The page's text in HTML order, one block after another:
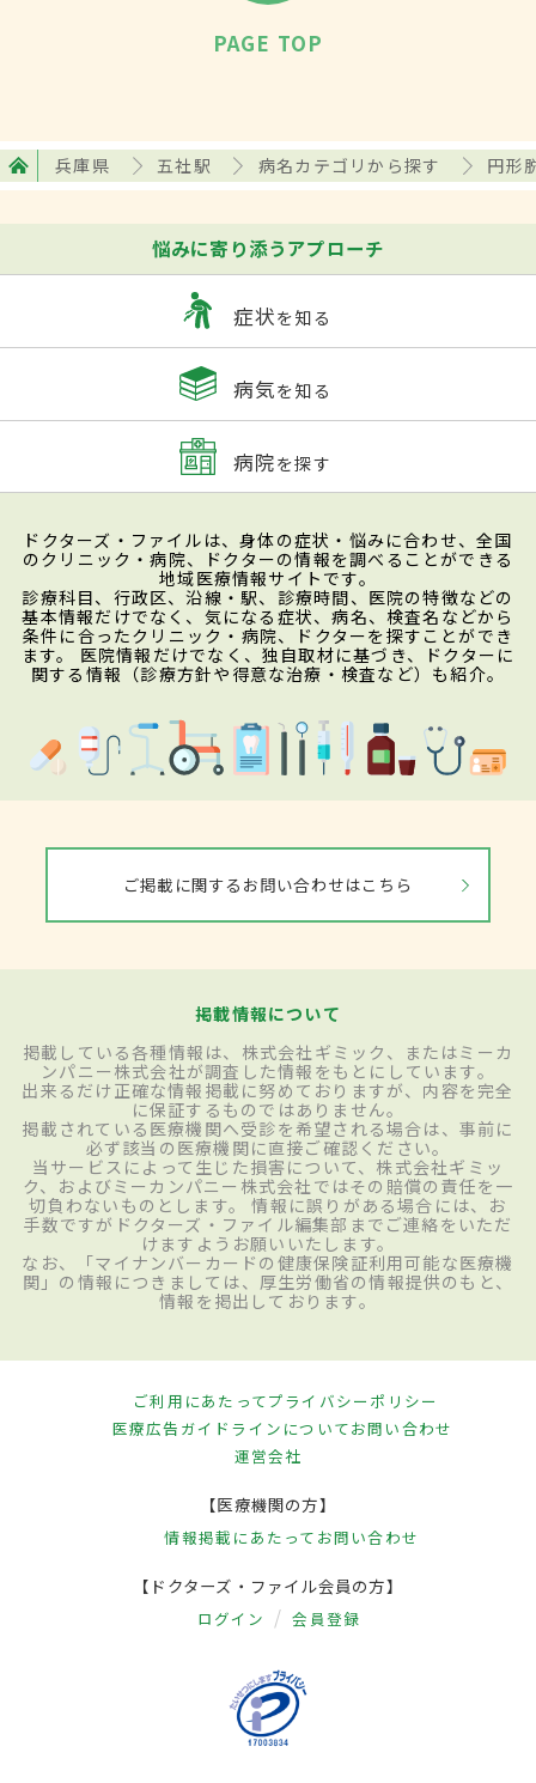
PAGE TOP
兵庫県 五社駅 病名カテゴリから探す 円形
悩みに寄り添うアプローチ
症状を知る
病気を知る
病院を探す
ドクターズ・ファイルは、身体の症状・悩みに合わせ、全国
のクリニック・病院、ドクターの情報を調べることができる
地域医療情報サイトです。
診療科目、行政区、沿線・駅、診療時間、医院の特徴などの
基本情報だけでなく、気になる症状、病名、検査名などから
条件に合ったクリニック・病院、ドクターを探すことができ
ます。 医院情報だけでなく、独自取材に基づき、ドクターに
関する情報（診療方針や得意な治療・検査など）も紹介。
ご掲載に関するお問い合わせはこちら
掲載情報について
掲載している各種情報は、株式会社ギミック、またはミーカ
ンパニー株式会社が調査した情報をもとにしています。
出来るだけ正確な情報掲載に努めておりますが、内容を完全
に保証するものではありません。
掲載されている医療機関へ受診を希望される場合は、事前に
必ず該当の医療機関に直接ご確認ください。
当サービスによって生じた損害について、株式会社ギミッ
ク、およびミーカンパニー株式会社ではその賠償の責任を一
切負わないものとします。 情報に誤りがある場合には、お
手数ですがドクターズ・ファイル編集部までご連絡をいただ
けますようお願いいたします。
なお、「マイナンバーカードの健康保険証利用可能な医療機
関」の情報につきましては、厚生労働省の情報提供のもと、
情報を掲出しております。
ご利用にあたってプライバシーポリシー
医療広告ガイドラインについてお問い合わせ
運営会社
【医療機関の方】
情報掲載にあたって お問い合わせ
【ドクターズ・ファイル会員の方】
ログイン 会員登録